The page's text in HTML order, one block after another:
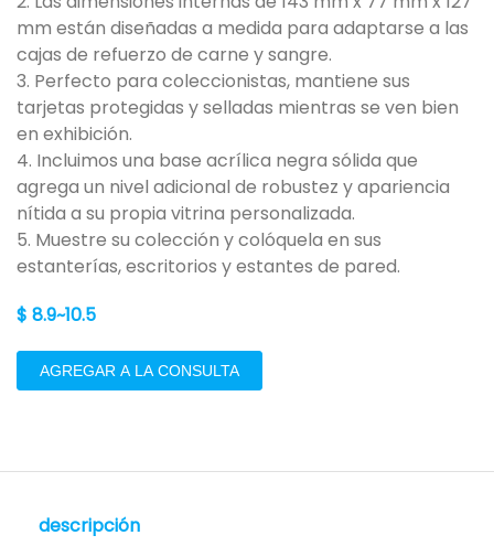
mm están diseñadas a medida para adaptarse a las
cajas de refuerzo de carne y sangre.
3. Perfecto para coleccionistas, mantiene sus
tarjetas protegidas y selladas mientras se ven bien
en exhibición.
4. Incluimos una base acrílica negra sólida que
agrega un nivel adicional de robustez y apariencia
nítida a su propia vitrina personalizada.
5. Muestre su colección y colóquela en sus
estanterías, escritorios y estantes de pared.
$ 8.9~10.5
AGREGAR A LA CONSULTA
descripción